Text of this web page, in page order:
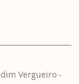
Vergueiro -